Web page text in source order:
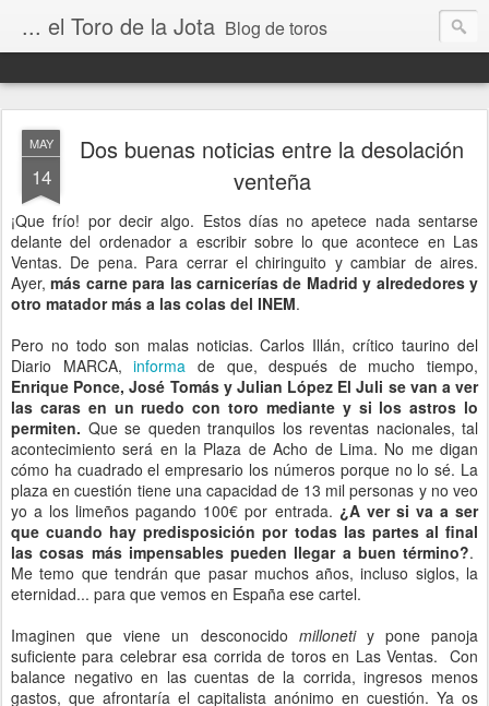
... el Toro de la Jota Blog de toros
MAY
14
Dos buenas noticias entre la desolación
venteña
¡Que frío! por decir algo. Estos días no apetece nada sentarse
delante del ordenador a escribir sobre lo que acontece en Las
Ventas. De pena. Para cerrar el chiringuito y cambiar de aires.
Ayer,más carne para las carnicerías de Madrid y alrededores y
otro matador más a las colas del INEM.
Pero no todo son malas noticias. Carlos Illán, crítico taurino del
Diario MARCA,informa de que, después de mucho tiempo,
Enrique Ponce, José Tomás y Julian López El Juli se van a ver
las caras en un ruedo con toro mediante y si los astros lo
permiten. Que se queden tranquilos los reventas nacionales, tal
acontecimiento será en la Plaza de Acho de Lima. No me digan
cómo ha cuadrado el empresario los números porque no lo sé. La
plaza en cuestión tiene una capacidad de 13 mil personas y no veo
yo a los limeños pagando 100€ por entrada. ¿A ver si va a ser
que cuando hay predisposición por todas las partes al final
las cosas más impensables pueden llegar a buen término?.
Me temo que tendrán que pasar muchos años, incluso siglos, la
eternidad... para que vemos en España ese cartel.
Imaginen que viene un desconocido millonetiy pone panoja
suficiente para celebrar esa corrida de toros en Las Ventas. Con
balance negativo en las cuentas de la corrida, ingresos menos
gastos, que afrontaría el capitalista anónimo en cuestión. Ya os